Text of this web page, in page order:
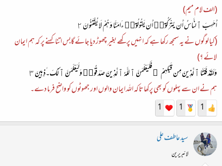
(الف لام میم)
أَحَسِبَ ٱلنَّاسُ أَن يُتْرَكُوٓا۟ أَن يَقُولُوٓا۟ ءَامَنَّا وَهُمْ لَا يُفْتَنُونَ ٢
(کیا لوگوں نے یہ سمجھ رکھا ہے کہ انہیں پرکھے بغیر چھوڑ دیا جائے گابس اتنا کہنے پر کہ ہم ایمان
لائے ؟)
وَلَقَدْ فَتَنَّا ٱلَّذِينَ مِن قَبْلِهِمْ ۖ فَلَيَعْلَمَنَّ ٱللَّهُ ٱلَّذِينَ صَدَقُوا۟ وَلَيَعْلَمَنَّ ٱلْكَ۔ٰذِبِينَ ٣
ہم نے ان سے پہلوں کو بھی پرکھا تاکہ اللہ ایمان والوں اور جھوٹوں کو واضح فرما دے۔
1
1
1
سید عاطف علی
لائبریرین